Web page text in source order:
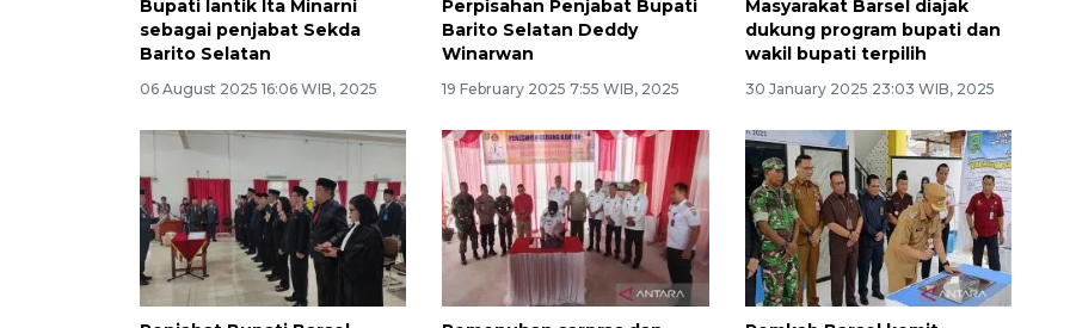
Bupati lantik Ita Minarni
sebagai penjabat Sekda
Barito Selatan
06 August 2025 16:06 WIB, 2025
Perpisahan Penjabat Bupati
Barito Selatan Deddy
Winarwan
19 February 2025 7:55 WIB, 2025
Masyarakat Barsel diajak
dukung program bupati dan
wakil bupati terpilih
30 January 2025 23:03 WIB, 2025